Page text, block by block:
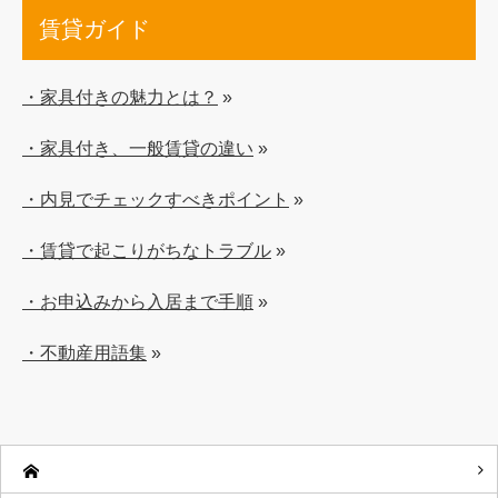
賃貸ガイド
・家具付きの魅力とは？ »
・家具付き、一般賃貸の違い »
・内見でチェックすべきポイント »
・賃貸で起こりがちなトラブル »
・お申込みから入居まで手順 »
・不動産用語集 »